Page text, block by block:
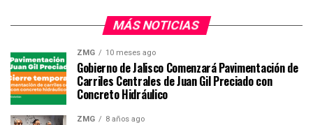
MÁS NOTICIAS
ZMG 10 meses ago
Gobierno de Jalisco Comenzará Pavimentación de
Carriles Centrales de Juan Gil Preciado con
Concreto Hidráulico
ZMG 8 años ago